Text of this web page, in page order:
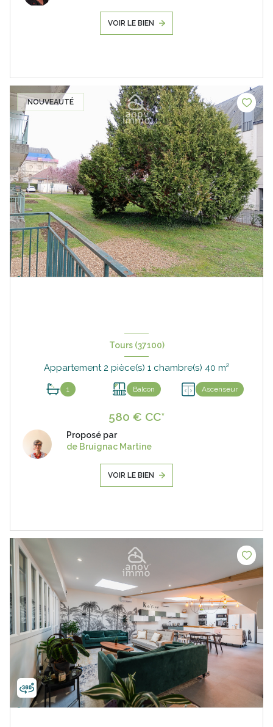
VOIR LE BIEN
NOUVEAUTÉ
Tours (37100)
Appartement 2 pièce(s) 1 chambre(s) 40 m²
1 Balcon Ascenseur
580 € CC*
Proposé par
de Bruignac Martine
VOIR LE BIEN